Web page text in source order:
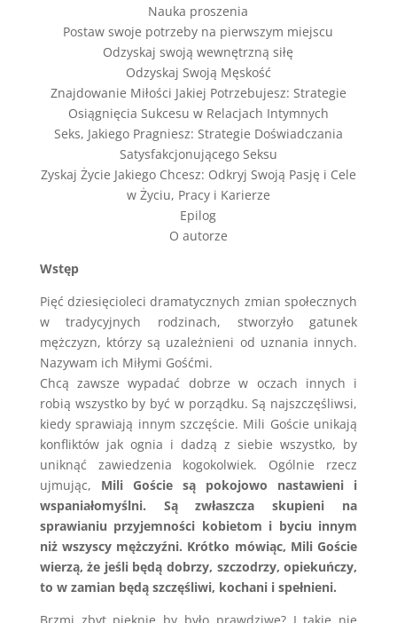
Nauka proszenia
Postaw swoje potrzeby na pierwszym miejscu
Odzyskaj swoją wewnętrzną siłę
Odzyskaj Swoją Męskość
Znajdowanie Miłości Jakiej Potrzebujesz: Strategie
Osiągnięcia Sukcesu w Relacjach Intymnych
Seks, Jakiego Pragniesz: Strategie Doświadczania
Satysfakcjonującego Seksu
Zyskaj Życie Jakiego Chcesz: Odkryj Swoją Pasję i Cele
w Życiu, Pracy i Karierze
Epilog
O autorze
Wstęp
Pięć dziesięcioleci dramatycznych zmian społecznych
w tradycyjnych rodzinach, stworzyło gatunek
mężczyzn, którzy są uzależnieni od uznania innych.
Nazywam ich Miłymi Gośćmi.
Chcą zawsze wypadać dobrze w oczach innych i
robią wszystko by być w porządku. Są najszczęśliwsi,
kiedy sprawiają innym szczęście. Mili Goście unikają
konfliktów jak ognia i dadzą z siebie wszystko, by
uniknąć zawiedzenia kogokolwiek. Ogólnie rzecz
ujmując, Mili Goście są pokojowo nastawieni i
wspaniałomyślni. Są zwłaszcza skupieni na
sprawianiu przyjemności kobietom i byciu innym
niż wszyscy mężczyźni. Krótko mówiąc, Mili Goście
wierzą, że jeśli będą dobrzy, szczodrzy, opiekuńczy,
to w zamian będą szczęśliwi, kochani i spełnieni.